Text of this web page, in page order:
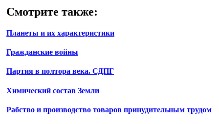
Смотрите также:
Планеты и их характеристики
Гражданские войны
Партия в полтора века. СДПГ
Химический состав Земли
Рабство и производство товаров принудительным трудом